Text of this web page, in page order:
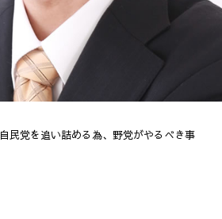
自民党を追い詰める為、野党がやるべき事